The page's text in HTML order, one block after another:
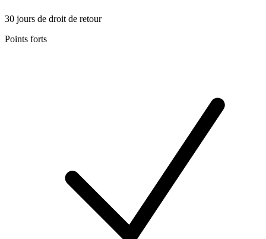
30 jours de droit de retour
Points forts